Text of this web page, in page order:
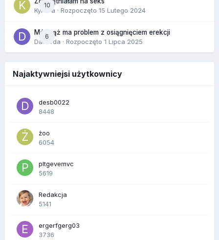
10
Kynara · Rozpoczęto 15 Lutego 2024
6
Mój mąż ma problem z osiągnięciem erekcji
Dafiorda · Rozpoczęto 1 Lipca 2025
Najaktywniejsi użytkownicy
desb0022
8448
żoo
6054
pltgevemvc
5619
Redakcja
5141
ergerfgerg03
3736